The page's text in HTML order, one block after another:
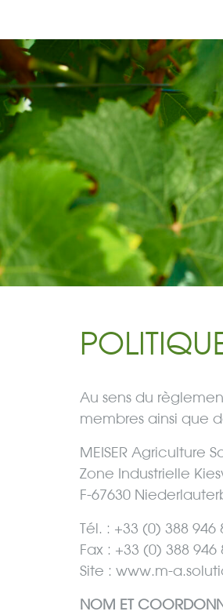
Au sens du
membres ainsi que
MEISER Agriculture
Zone Industrielle
F-67630
Tél. : +33 (0) 388 946
Fax : +33 (0) 388 946
Site : www.m-
NOM ET